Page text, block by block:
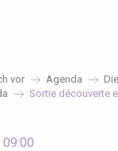
vor Agenda
Sortie découverte
09:00